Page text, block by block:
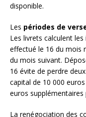
disponible.
Les périodes de
Les livrets calculent
effectué le 16 du mois
du mois suivant.
16 évite de perdre
capital de 10 000
euros supplémentaires
La renégociation des